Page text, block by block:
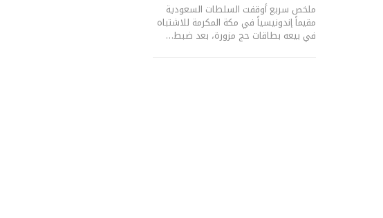
ملخص سريع أوقفت السلطات السعودية
مقيماً إندونيسياً في مكة المكرمة للاشتباه
في بيعه بطاقات حج مزورة، بعد ضبط…